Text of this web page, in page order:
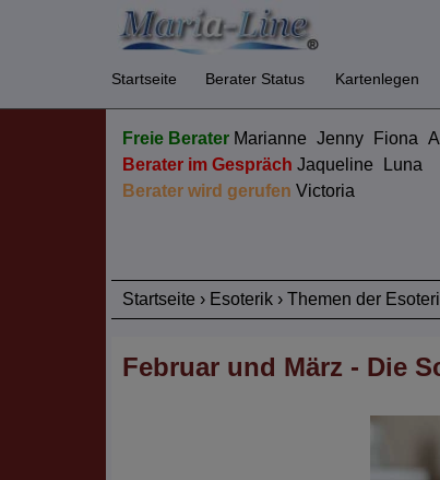
Startseite Berater Status Kartenlegen
Freie Berater Marianne Jenny Fiona
Berater im Gespräch Jaqueline
Luna
Berater wird gerufen Victoria
Startseite › Esoterik › Themen der
Februar und März - Die